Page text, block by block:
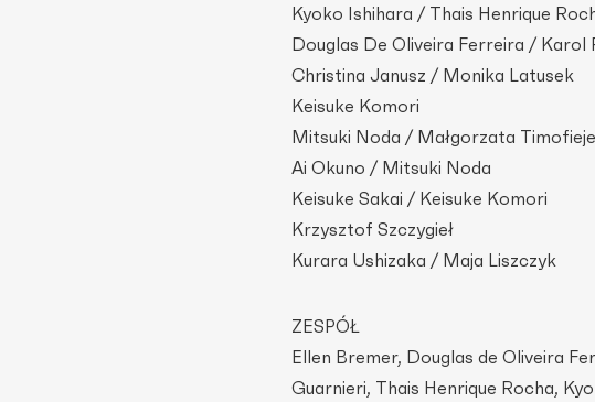
Kyoko Ishihara / Thais Henrique
Douglas De Oliveira Ferreira / Karol
Christina Janusz / Monika Latusek
Keisuke Komori
Mitsuki Noda / Małgorzata
Ai Okuno / Mitsuki Noda
Keisuke Sakai / Keisuke Komori
Krzysztof Szczygieł
Kurara Ushizaka / Maja Liszczyk
ZESPÓŁ
Ellen Bremer, Douglas de Oliveira
Guarnieri, Thais Henrique Rocha,